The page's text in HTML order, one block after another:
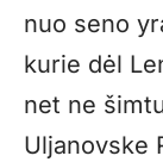
nuo seno
kurie dėl
net ne
Uljanovske